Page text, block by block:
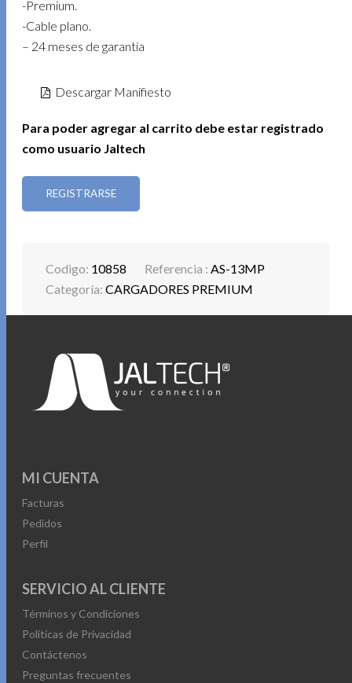
-Premium.
-Cable plano.
– 24 meses de garantía
Descargar Manifiesto
Para poder agregar al carrito debe estar registrado
como usuario Jaltech
REGISTRARSE
Codigo: 10858 Referencia :AS-13MP
Categoría:CARGADORES PREMIUM
MI CUENTA
Facturas
Pedidos
Perfil
SERVICIO AL CLIENTE
Términos y Condiciones
Políticas de Privacidad
Contáctenos
Preguntas frecuentes